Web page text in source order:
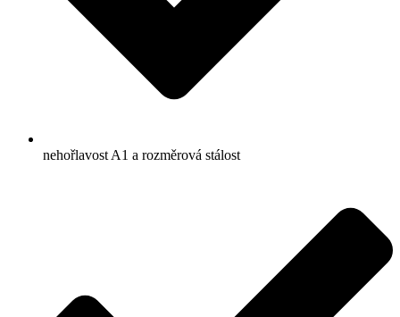
nehořlavost A1 a rozměrová stálost